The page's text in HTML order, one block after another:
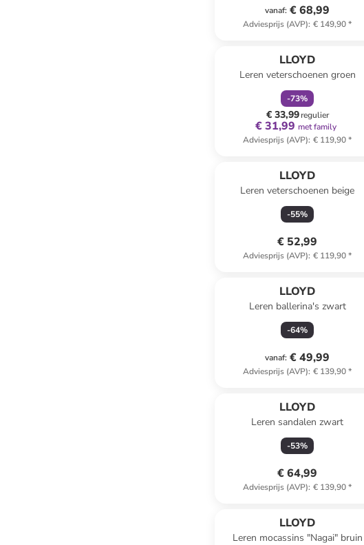
vanaf: € 68,99
Adviesprijs (AVP): € 149,90*
LLOYD
Leren veterschoenen groen
-73%
€ 33,99regulier
€ 31,99 met family
Adviesprijs (AVP): € 119,90*
LLOYD
Leren veterschoenen beige
-55%
€ 52,99
Adviesprijs (AVP): € 119,90*
LLOYD
Leren ballerina's zwart
-64%
vanaf: € 49,99
Adviesprijs (AVP): € 139,90*
LLOYD
Leren sandalen zwart
-53%
€ 64,99
Adviesprijs (AVP): € 139,90*
LLOYD
Leren mocassins "Nagai" bruin